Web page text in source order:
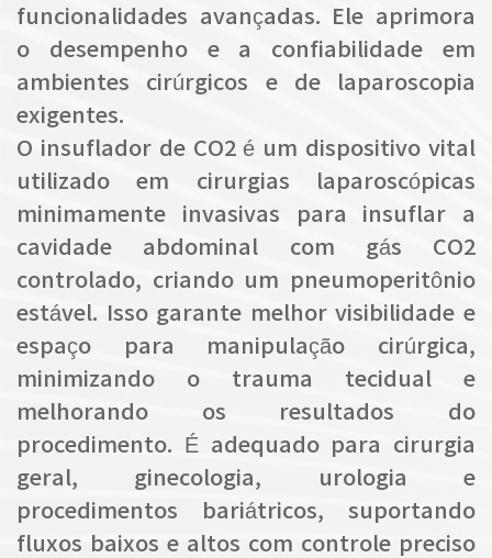
funcionalidades avançadas. Ele aprimora
o desempenho e a confiabilidade em
ambientes cirúrgicos e de laparoscopia
exigentes.
O insuflador de CO2 é um dispositivo vital
utilizado em cirurgias laparoscópicas
minimamente invasivas para insuflar a
cavidade abdominal com gás CO2
controlado, criando um pneumoperitônio
estável. Isso garante melhor visibilidade e
espaço para manipulação cirúrgica,
minimizando o trauma tecidual e
melhorando os resultados do
procedimento. É adequado para cirurgia
geral, ginecologia, urologia e
procedimentos bariátricos, suportando
fluxos baixos e altos com controle preciso